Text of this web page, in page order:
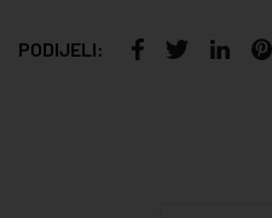
PODIJELI: